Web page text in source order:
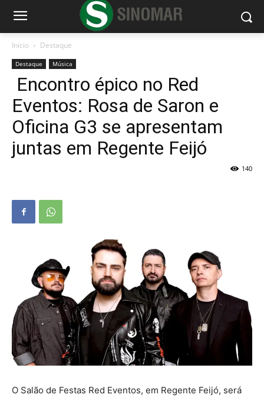
Início Destaque
Destaque Música
Encontro épico no Red
Eventos: Rosa de Saron e
Oficina G3 se apresentam
juntas em Regente Feijó
140
O Salão de Festas Red Eventos, em Regente Feijó, será